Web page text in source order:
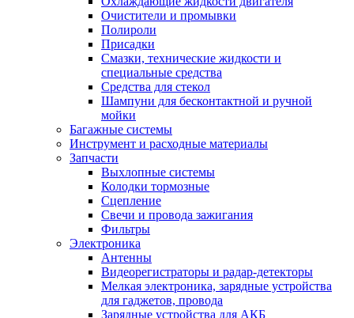
Очистители и промывки
Полироли
Присадки
Смазки, технические жидкости и
специальные средства
Средства для стекол
Шампуни для бесконтактной и ручной
мойки
Багажные системы
Инструмент и расходные материалы
Запчасти
Выхлопные системы
Колодки тормозные
Сцепление
Свечи и провода зажигания
Фильтры
Электроника
Антенны
Видеорегистраторы и радар-детекторы
Мелкая электроника, зарядные устройства
для гаджетов, провода
Зарядные устройства для АКБ